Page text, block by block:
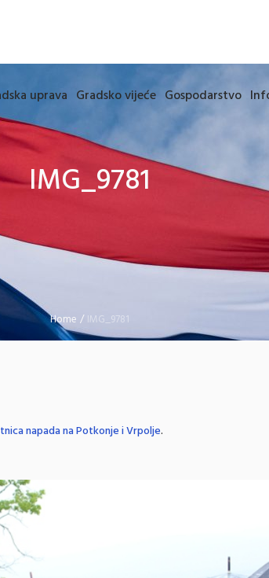
uprava Gradsko vijeće Gospodarstvo
IMG_9781
Home /IMG_9781
napada na Potkonje i Vrpolje.